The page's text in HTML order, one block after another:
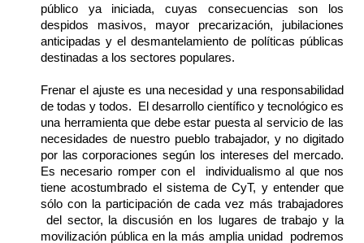
público ya iniciada, cuyas consecuencias son los
despidos masivos, mayor precarización, jubilaciones
anticipadas y el desmantelamiento de políticas públicas
destinadas a los sectores populares.
Frenar el ajuste es una necesidad y una responsabilidad
de todas y todos.  El desarrollo científico y tecnológico es
una herramienta que debe estar puesta al servicio de las
necesidades de nuestro pueblo trabajador, y no digitado
por las corporaciones según los intereses del mercado.
Es necesario romper con el  individualismo al que nos
tiene acostumbrado el sistema de CyT, y entender que
sólo con la participación de cada vez más trabajadores
del sector, la discusión en los lugares de trabajo y la
movilización pública en la más amplia unidad  podremos